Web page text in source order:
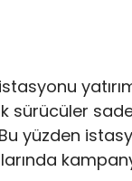
sürücüler
yüzden